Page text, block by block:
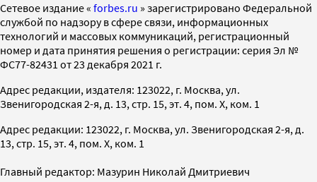
Cетевое издание « forbes.ru » зарегистрировано Федеральной
службой по надзору в сфере связи, информационных
технологий и массовых коммуникаций, регистрационный
номер и дата принятия решения о регистрации: серия Эл №
ФС77-82431 от 23 декабря 2021 г.
Адрес редакции, издателя: 123022, г. Москва, ул.
Звенигородская 2-я, д. 13, стр. 15, эт. 4, пом. X, ком. 1
Адрес редакции: 123022, г. Москва, ул. Звенигородская 2-я, д.
13, стр. 15, эт. 4, пом. X, ком. 1
Главный редактор: Мазурин Николай Дмитриевич